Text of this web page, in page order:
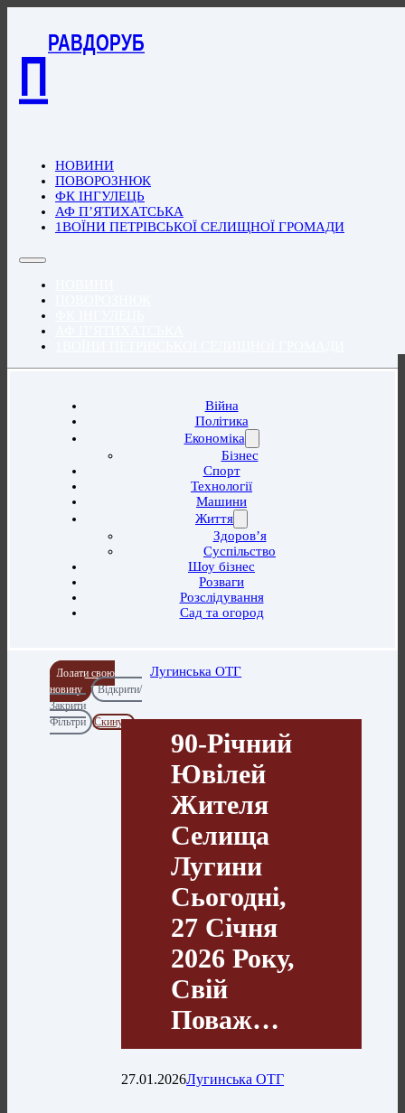
П
РАВДОРУБ
НОВИНИ
ПОВОРОЗНЮК
ФК ІНГУЛЕЦЬ
АФ П’ЯТИХАТСЬКА
1ВОЇНИ ПЕТРІВСЬКОЇ СЕЛИЩНОЇ ГРОМАДИ
Війна
Політика
Економіка
Бізнес
Спорт
Технології
Машини
Життя
Здоров’я
Суспільство
Шоу бізнес
Розваги
Розслідування
Сад та огород
Додати свою
новину
Відкрити/
Закрити
Фільтри
Скинути
Лугинська ОТГ
90-Річний
Ювілей
Жителя
Селища
Лугини
Сьогодні,
27 Січня
2026 Року,
Свій
Поваж…
27.01.2026Лугинська ОТГ